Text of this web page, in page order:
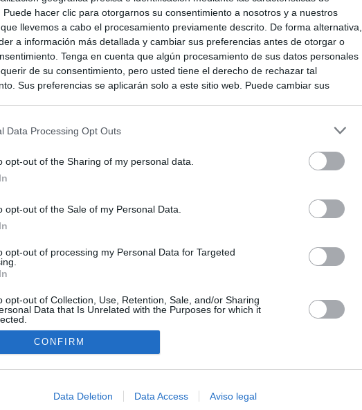
Puede hacer clic para otorgarnos su consentimiento a nosotros y a nuestros
llevemos a cabo el procesamiento previamente descrito. De forma alternativa,
a información más detallada y cambiar sus preferencias antes de otorgar o
Tenga en cuenta que algún procesamiento de sus datos personales
de su consentimiento, pero usted tiene el derecho de rechazar tal
Sus preferencias se aplicarán solo a este sitio web. Puede cambiar sus
Data Processing Opt Outs
opt-out of the Sharing of my personal data.
opt-out of the Sale of my Personal Data.
opt-out of processing my Personal Data for Targeted
opt-out of Collection, Use, Retention, Sale, and/or Sharing
Data that Is Unrelated with the Purposes for which it
CONFIRM
Data Deletion Data Access Aviso legal
daily press directory that gives access to the world's largest news
readable image taken from today's frontpage cover of each